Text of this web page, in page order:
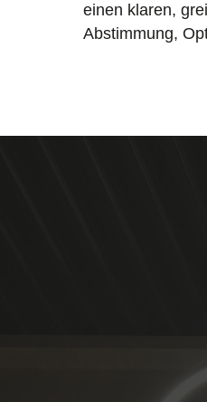
einen klaren,
Abstimmung,